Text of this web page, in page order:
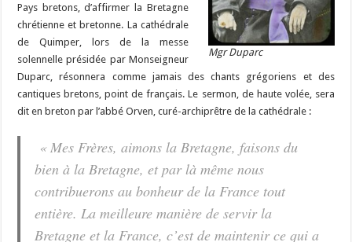
Mgr Duparc
Pays bretons, d’affirmer la Bretagne
chrétienne et bretonne. La cathédrale
de Quimper, lors de la messe
solennelle présidée par Monseigneur
Duparc, résonnera comme jamais des chants grégoriens et des
cantiques bretons, point de français. Le sermon, de haute volée, sera
dit en breton par l’abbé Orven, curé-archiprêtre de la cathédrale :
« Mes Frères, aimons la Bretagne, faisons du
bien à la Bretagne, et par là même nous
contribuerons au bonheur de la France tout
entière. La meilleure manière de servir la
Bretagne et la France, c’est de maintenir ce qui a